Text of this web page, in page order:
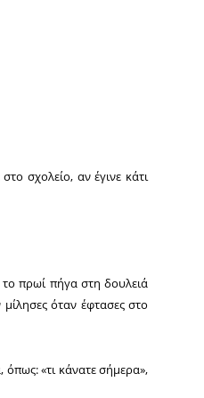
σχολείο, αν έγινε κάτι
πρωί πήγα στη δουλειά
όταν έφτασες στο
όπως: «τι κάνατε σήμερα»,